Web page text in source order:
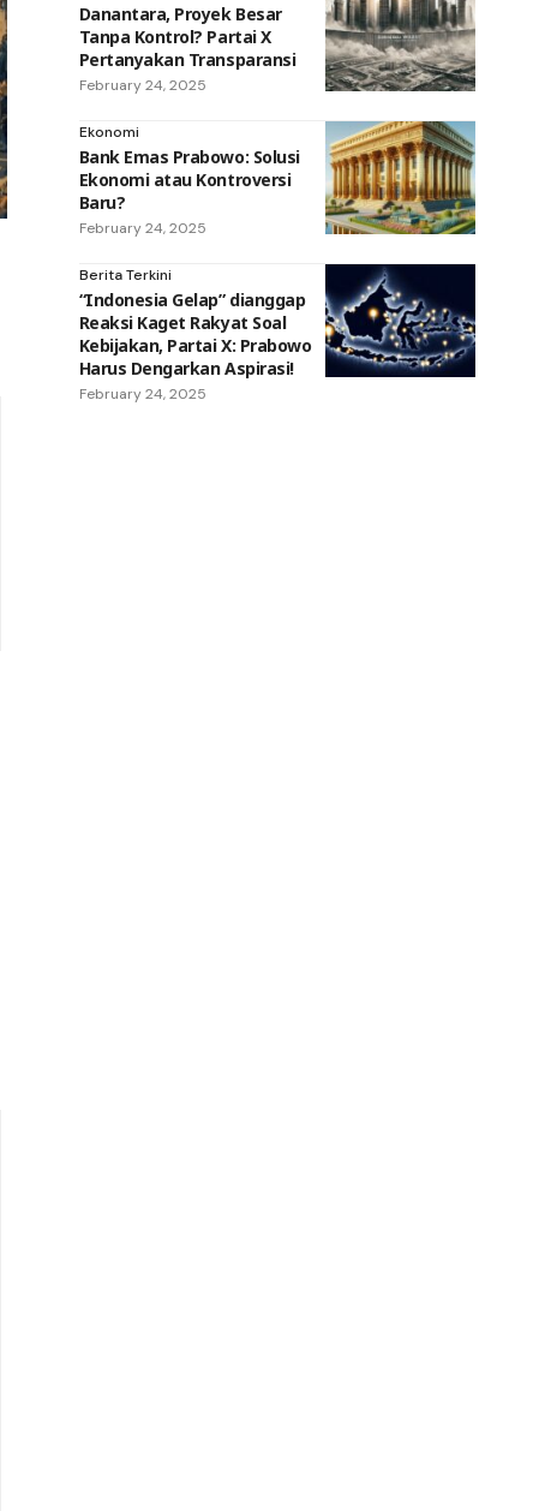
Danantara, Proyek Besar
Tanpa Kontrol? Partai X
Pertanyakan Transparansi
February 24, 2025
Ekonomi
Bank Emas Prabowo: Solusi
Ekonomi atau Kontroversi
Baru?
February 24, 2025
Berita Terkini
“Indonesia Gelap” dianggap
Reaksi Kaget Rakyat Soal
Kebijakan, Partai X: Prabowo
Harus Dengarkan Aspirasi!
February 24, 2025